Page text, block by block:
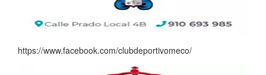
https://www.facebook.com/clubdeportivomeco/